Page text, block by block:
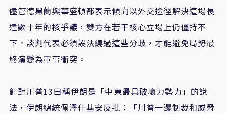
儘管德黑蘭與華盛頓都表示傾向以外交途徑解決這場長
達數十年的核爭議，雙方在若干核心立場上仍僵持不
下。談判代表必須設法繞過這些分歧，才能避免局勢最
終演變為軍事衝突。
針對川普13日稱伊朗是「中東最具破壞力勢力」的說
法，伊朗總統佩澤什基安反批：「川普一邊制裁和威脅